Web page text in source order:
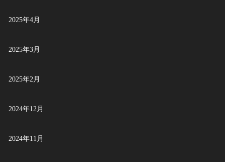
2025年4月
2025年3月
2025年2月
2024年12月
2024年11月